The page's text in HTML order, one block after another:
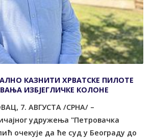
КАЗНИТИ ХРВАТСКЕ ПИЛОТЕ
ИЗБЈЕГЛИЧКЕ КОЛОНЕ
7. АВГУСТА /СРНА/ –
удружења "Петровачка
очекује да ће суд у Београду до